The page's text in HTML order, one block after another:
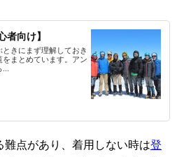
者向け】
きにまず理解しておき
まとめています。アン
点があり、着用しない時は登